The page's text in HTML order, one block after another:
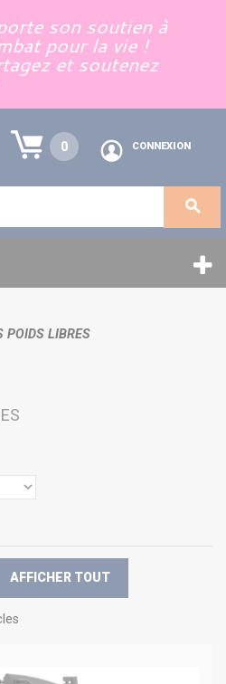
son soutien à
pour la vie !
et soutenez
0 CONNEXION
POIDS LIBRES
AFFICHER TOUT